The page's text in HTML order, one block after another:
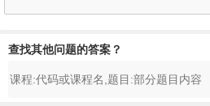
查找其他问题的答案？